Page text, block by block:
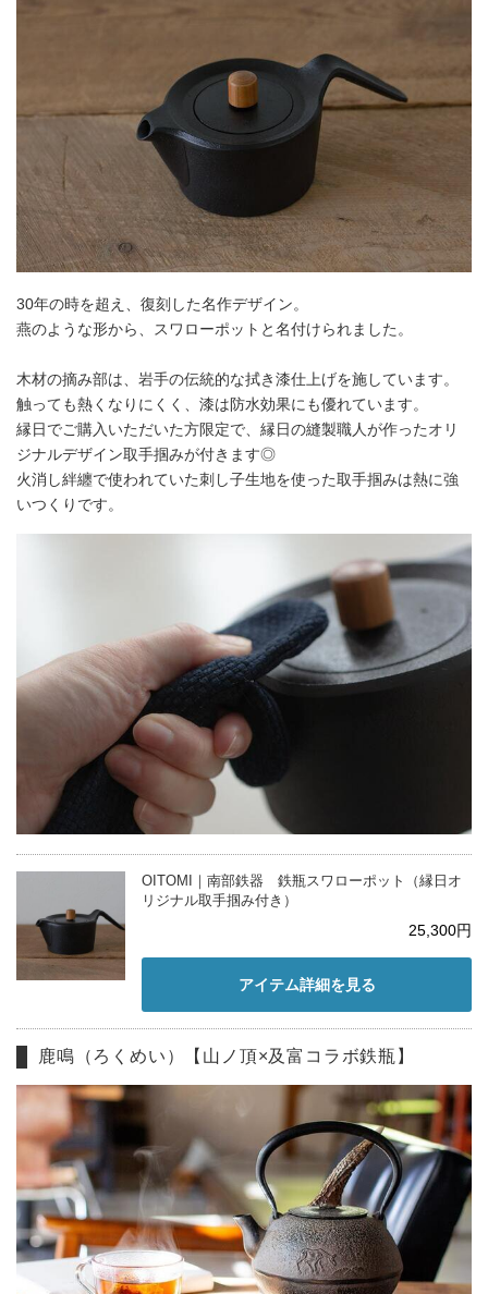
30年の時を超え、復刻した名作デザイン。
燕のような形から、スワローポットと名付けられました。
木材の摘み部は、岩手の伝統的な拭き漆仕上げを施しています。
触っても熱くなりにくく、漆は防水効果にも優れています。
縁日でご購入いただいた方限定で、縁日の縫製職人が作ったオリ
ジナルデザイン取手掴みが付きます◎
火消し絆纏で使われていた刺し子生地を使った取手掴みは熱に強
いつくりです。
OITOMI｜南部鉄器 鉄瓶スワローポット（縁日オ
リジナル取手掴み付き）
25,300円
アイテム詳細を見る
鹿鳴（ろくめい）【山ノ頂×及富コラボ鉄瓶】